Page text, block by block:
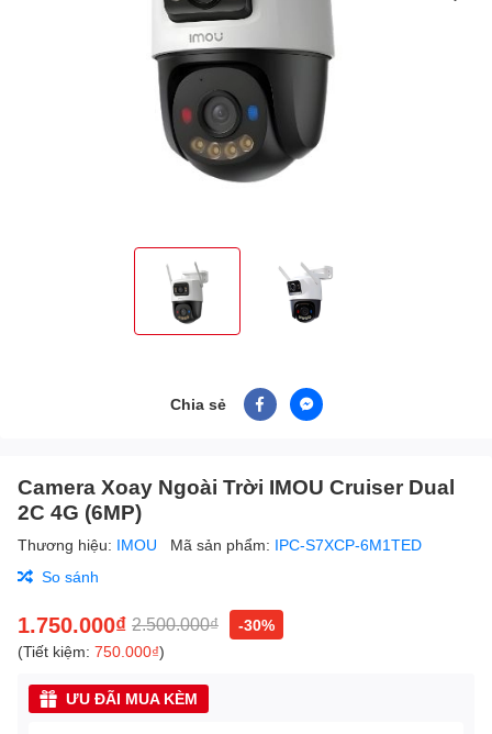
Chia sẻ
Camera Xoay Ngoài Trời IMOU Cruiser Dual
2C 4G (6MP)
Thương hiệu: IMOU Mã sản phẩm: IPC-S7XCP-6M1TED
So sánh
1.750.000₫ 2.500.000₫
-30%
(Tiết kiệm: 750.000₫)
ƯU ĐÃI MUA KÈM